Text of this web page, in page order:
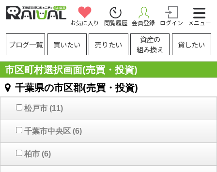
お気に入り 閲覧履歴 会員登録 ログイン メニュー
ブログ一覧 買いたい 売りたい
資産の
組み換え
貸したい
市区町村選択画面(売買・投資)
千葉県の市区郡(売買・投資)
松戸市 (11)
千葉市中央区 (6)
柏市 (6)